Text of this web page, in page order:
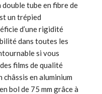
tube en fibre de
un trépied
d’une rigidité
dans toutes les
si vous
films de qualité
châssis en aluminium
bol de 75 mm grâce à